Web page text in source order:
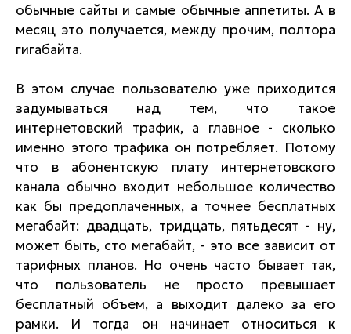
обычные сайты и самые обычные аппетиты. А в
месяц это получается, между прочим, полтора
гигабайта.
В этом случае пользователю уже приходится
задумываться над тем, что такое
интернетовский трафик, а главное - сколько
именно этого трафика он потребляет. Потому
что в абонентскую плату интернетовского
канала обычно входит небольшое количество
как бы предоплаченных, а точнее бесплатных
мегабайт: двадцать, тридцать, пятьдесят - ну,
может быть, сто мегабайт, - это все зависит от
тарифных планов. Но очень часто бывает так,
что пользователь не просто превышает
бесплатный объем, а выходит далеко за его
рамки. И тогда он начинает относиться к